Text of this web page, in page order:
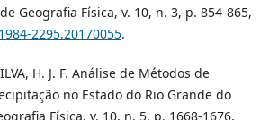
Geografia Física, v. 10, n. 3, p. 854-865,
2295.20170055.
H. J. F. Análise de Métodos de
no Estado do Rio Grande do
Física, v. 10, n. 5, p. 1668-1676,